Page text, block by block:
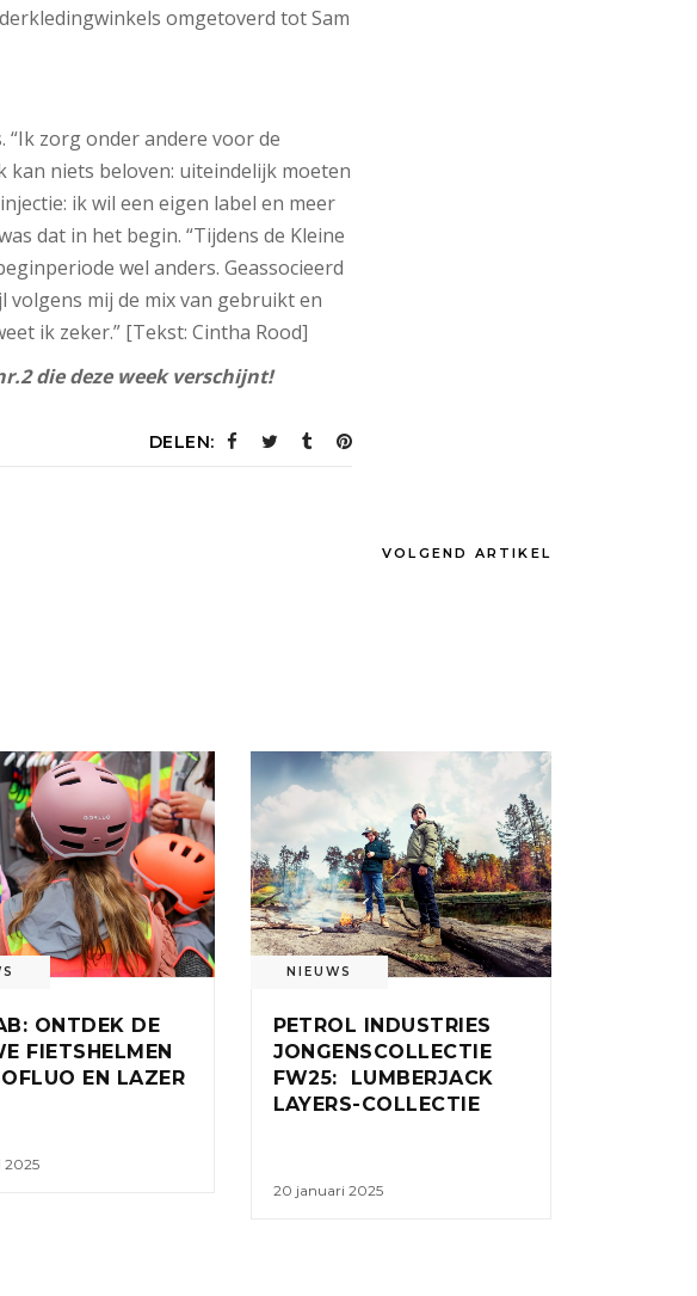
omgetoverd tot Sam
zorg onder andere voor de
niets beloven: uiteindelijk moeten
ik wil een eigen label en meer
dat in het begin. “Tijdens de Kleine
wel anders. Geassocieerd
mij de mix van gebruikt en
ik zeker.” [Tekst: Cintha Rood]
die deze week verschijnt!
DELEN:
VOLGEND ARTIKEL
ONTDEK DE
FIETSHELMEN
EN LAZER
2025
NIEUWS
PETROL INDUSTRIES
JONGENSCOLLECTIE
FW25: LUMBERJACK
LAYERS-COLLECTIE
20 januari 2025